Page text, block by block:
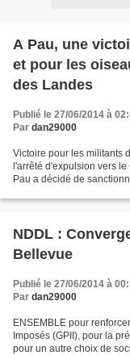
A Pau, une
et pour les
des Landes
Publié le 27/06/2014 à
Par dan29000
Victoire pour les militants
l'arrêté d'expulsion vers le
Pau a décidé de
NDDL :
Bellevue
Publié le 27/06/2014 à
Par dan29000
ENSEMBLE pour
Imposés (GPII), pour la
pour un autre choix de